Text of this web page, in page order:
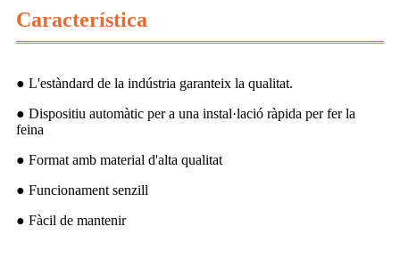
Característica
● L'estàndard de la indústria garanteix la qualitat.
● Dispositiu automàtic per a una instal·lació ràpida per fer la
feina
● Format amb material d'alta qualitat
● Funcionament senzill
● Fàcil de mantenir